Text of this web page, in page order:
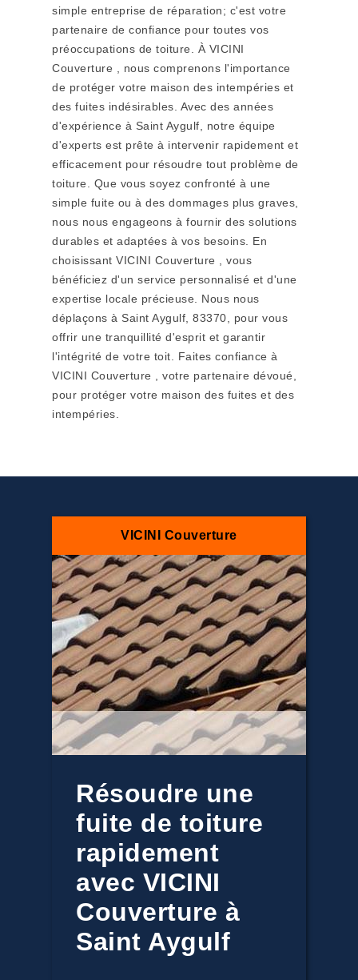
simple entreprise de réparation; c'est votre
partenaire de confiance pour toutes vos
préoccupations de toiture. À VICINI
Couverture , nous comprenons l'importance
de protéger votre maison des intempéries et
des fuites indésirables. Avec des années
d'expérience à Saint Aygulf, notre équipe
d'experts est prête à intervenir rapidement et
efficacement pour résoudre tout problème de
toiture. Que vous soyez confronté à une
simple fuite ou à des dommages plus graves,
nous nous engageons à fournir des solutions
durables et adaptées à vos besoins. En
choisissant VICINI Couverture , vous
bénéficiez d'un service personnalisé et d'une
expertise locale précieuse. Nous nous
déplaçons à Saint Aygulf, 83370, pour vous
offrir une tranquillité d'esprit et garantir
l'intégrité de votre toit. Faites confiance à
VICINI Couverture , votre partenaire dévoué,
pour protéger votre maison des fuites et des
intempéries.
VICINI Couverture
Résoudre une
fuite de toiture
rapidement
avec VICINI
Couverture à
Saint Aygulf